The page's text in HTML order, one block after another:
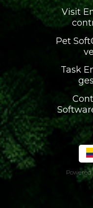
Visit
Pet
Task
Powered